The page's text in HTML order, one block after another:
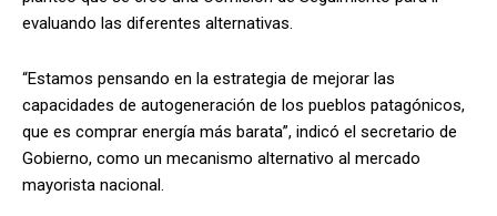
evaluando las diferentes alternativas.
“Estamos pensando en la estrategia de mejorar las
capacidades de autogeneración de los pueblos patagónicos,
que es comprar energía más barata”, indicó el secretario de
Gobierno, como un mecanismo alternativo al mercado
mayorista nacional.